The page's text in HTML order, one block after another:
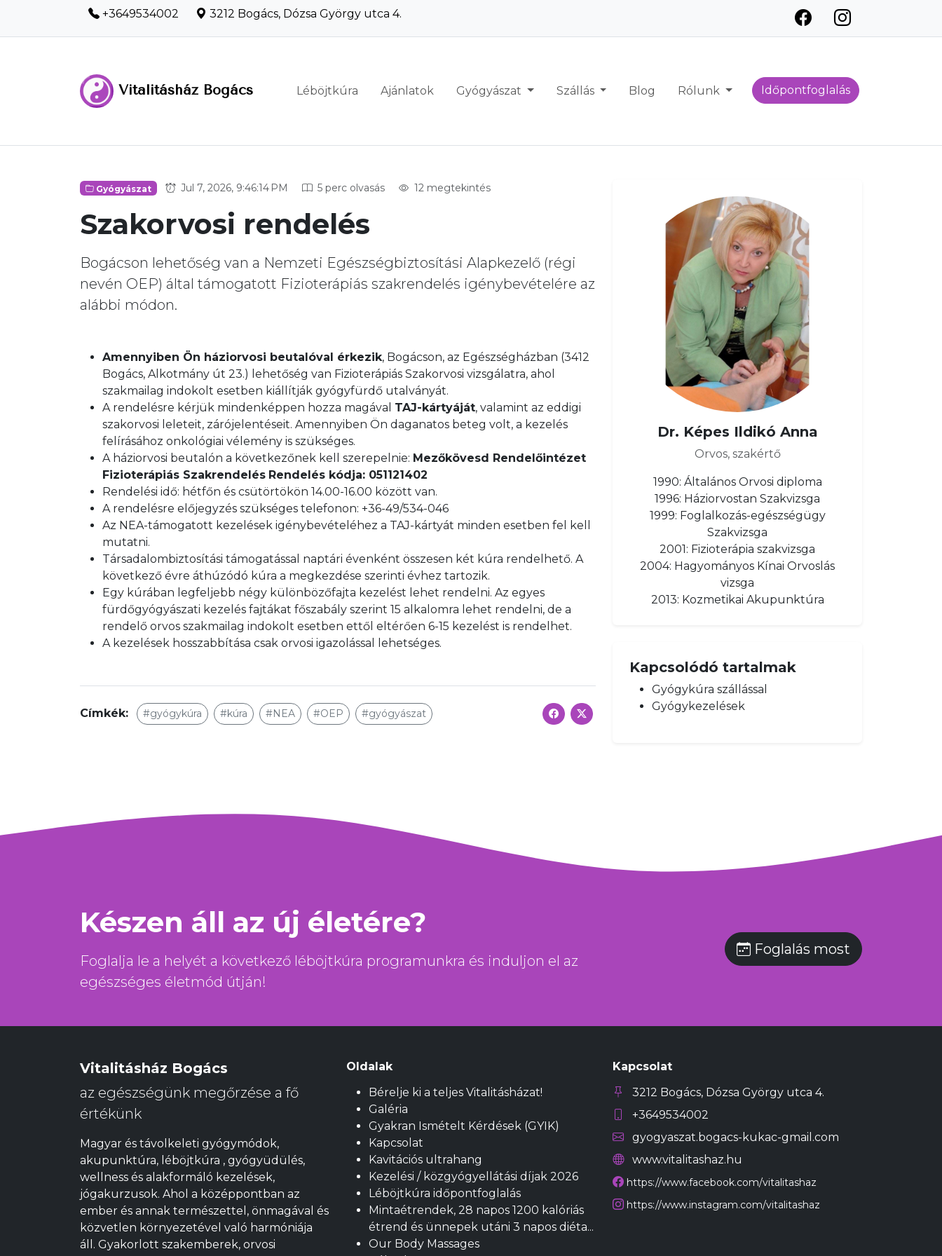
+3649534002 3212 Bogács, Dózsa György utca 4.
Vitalitásház Bogács Léböjtkúra Ajánlatok Gyógyászat Szállás Blog Rólunk Időpontfoglalás
Gyógyászat Jul 7, 2026, 9:46:14 PM 5 perc olvasás 12 megtekintés
Szakorvosi rendelés
Bogácson lehetőség van a Nemzeti Egészségbiztosítási Alapkezelő (régi
nevén OEP) által támogatott Fizioterápiás szakrendelés igénybevételére az
alábbi módon.
Amennyiben Ön háziorvosi beutalóval érkezik, Bogácson, az Egészségházban (3412
Bogács, Alkotmány út 23.) lehetőség van Fizioterápiás Szakorvosi vizsgálatra, ahol
szakmailag indokolt esetben kiállítják gyógyfürdő utalványát.
A rendelésre kérjük mindenképpen hozza magával TAJ-kártyáját, valamint az eddigi
szakorvosi leleteit, zárójelentéseit. Amennyiben Ön daganatos beteg volt, a kezelés
felírásához onkológiai vélemény is szükséges.
A háziorvosi beutalón a következőnek kell szerepelnie: Mezőkövesd Rendelőintézet
Fizioterápiás Szakrendelés Rendelés kódja: 051121402
Rendelési idő: hétfőn és csütörtökön 14.00-16.00 között van.
A rendelésre előjegyzés szükséges telefonon: +36-49/534-046
Az NEA-támogatott kezelések igénybevételéhez a TAJ-kártyát minden esetben fel kell
mutatni.
Társadalombiztosítási támogatással naptári évenként összesen két kúra rendelhető. A
következő évre áthúzódó kúra a megkezdése szerinti évhez tartozik.
Egy kúrában legfeljebb négy különbözőfajta kezelést lehet rendelni. Az egyes
fürdőgyógyászati kezelés fajtákat főszabály szerint 15 alkalomra lehet rendelni, de a
rendelő orvos szakmailag indokolt esetben ettől eltérően 6-15 kezelést is rendelhet.
A kezelések hosszabbítása csak orvosi igazolással lehetséges.
Címkék: #gyógykúra #kúra #NEA #OEP #gyógyászat
Dr. Képes Ildikó Anna
Orvos, szakértő
1990: Általános Orvosi diploma
1996: Háziorvostan Szakvizsga
1999: Foglalkozás-egészségügy
Szakvizsga
2001: Fizioterápia szakvizsga
2004: Hagyományos Kínai Orvoslás
vizsga
2013: Kozmetikai Akupunktúra
Kapcsolódó tartalmak
Gyógykúra szállással
Gyógykezelések
Készen áll az új életére?
Foglalja le a helyét a következő léböjtkúra programunkra és induljon el az
egészséges életmód útján!
Foglalás most
Vitalitásház Bogács
az egészségünk megőrzése a fő
értékünk
Magyar és távolkeleti gyógymódok,
akupunktúra, léböjtkúra , gyógyüdülés,
wellness és alakformáló kezelések,
jógakurzusok. Ahol a középpontban az
ember és annak természettel, önmagával és
közvetlen környezetével való harmóniája
áll. Gyakorlott szakemberek, orvosi
Oldalak
Bérelje ki a teljes Vitalitásházat!
Galéria
Gyakran Ismételt Kérdések (GYIK)
Kapcsolat
Kavitációs ultrahang
Kezelési / közgyógyellátási díjak 2026
Léböjtkúra időpontfoglalás
Mintaétrendek, 28 napos 1200 kalóriás
étrend és ünnepek utáni 3 napos diéta...
Our Body Massages
Kapcsolat
3212 Bogács, Dózsa György utca 4.
+3649534002
gyogyaszat.bogacs-kukac-gmail.com
www.vitalitashaz.hu
https://www.facebook.com/vitalitashaz
https://www.instagram.com/vitalitashaz